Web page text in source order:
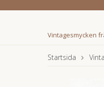
Vintagesmycken
Startsida